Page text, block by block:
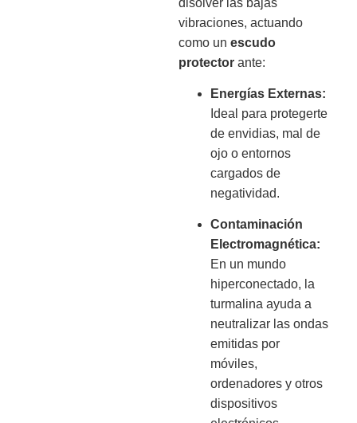
vibraciones, actuando
como un escudo
protector ante:
Energías Externas:
Ideal para protegerte
de envidias, mal de
ojo o entornos
cargados de
negatividad.
Contaminación
Electromagnética:
En un mundo
hiperconectado, la
turmalina ayuda a
neutralizar las ondas
emitidas por
móviles,
ordenadores y otros
dispositivos